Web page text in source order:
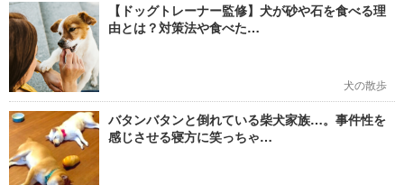
【ドッグトレーナー監修】犬が砂や石を食べる理
由とは？対策法や食べた…
犬の散歩
バタンバタンと倒れている柴犬家族…。事件性を
感じさせる寝方に笑っちゃ…